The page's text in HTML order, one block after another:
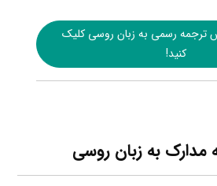
رسمی به زبان روسی کلیک
کنید!
مدارک به زبان روسی